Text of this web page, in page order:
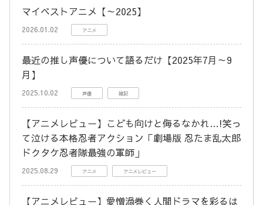
マイベストアニメ【～2025】
2026.01.02 アニメ
最近の推し声優について語るだけ【2025年7月～9
月】
2025.10.02 声優 雑記
【アニメレビュー】こども向けと侮るなかれ…!笑っ
て泣ける本格忍者アクション「劇場版 忍たま乱太郎
ドクタケ忍者隊最強の軍師」
2025.08.29 アニメ アニメレビュー
【アニメレビュー】愛憎渦巻く人間ドラマを彩るは